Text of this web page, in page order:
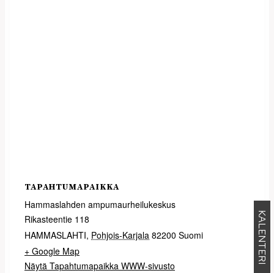
KALENTERI
TAPAHTUMAPAIKKA
Hammaslahden ampumaurheilukeskus
Rikasteentie 118
HAMMASLAHTI, Pohjois-Karjala 82200 Suomi
+ Google Map
Näytä Tapahtumapaikka WWW-sivusto